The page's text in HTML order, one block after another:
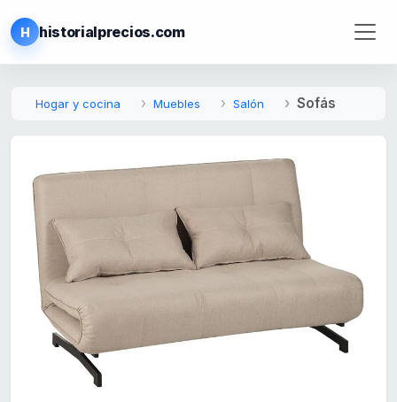
H historialprecios.com
Hogar y cocina Muebles Salón Sofás